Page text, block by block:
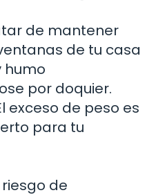
de mantener
de tu casa
humo
por doquier.
exceso de peso es
para tu
de